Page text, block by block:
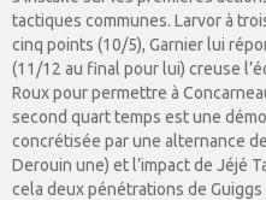
tactiques communes. Larvor à
cinq points (10/5), Garnier lui
(11/12 au final pour lui) creuse
Roux pour permettre à
second quart temps est une
concrétisée par une alternance
Derouin une) et l’impact de Jéjé
cela deux pénétrations de